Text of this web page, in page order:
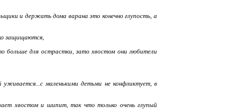
и держать дома варана это конечно глупость, а
защищаются,
больше для острастки, зато хвостом они любители
маленькими детьми не конфликтует, в
хвостом и шипит, так что только очень глупый